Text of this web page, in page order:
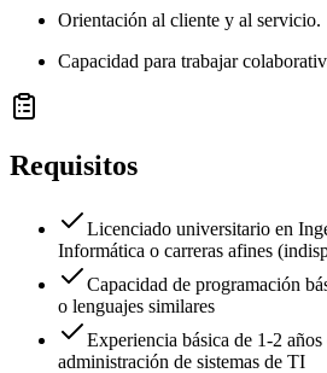
Orientación al cliente y al servicio.
Capacidad para trabajar
Requisitos
Licenciado universitario en
Informática o carreras afines
Capacidad de programación
o lenguajes similares
Experiencia básica de 1-2
administración de sistemas de TI